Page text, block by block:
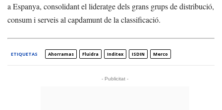
a Espanya, consolidant el lideratge dels grans grups de distribució,
consum i serveis al capdamunt de la classificació.
ETIQUETAS Ahorramas Fluidra Inditex ISDIN Merco
- Publicitat -